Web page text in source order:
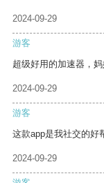
2024-09-29
游客
超级好用的加速器，
2024-09-29
游客
这款app是我社交的好
2024-09-29